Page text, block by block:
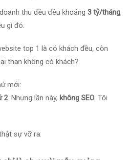
thu đều đều khoảng 3 tỷ/tháng,
gì đó.
top 1 là có khách đều, còn
than không có khách?
mới:
2. Nhưng lần này, không SEO. Tôi
sự vỡ ra: